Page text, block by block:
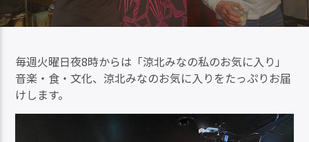
毎週火曜日夜8時からは「涼北みなの私のお気に入り」
音楽・食・文化、涼北みなのお気に入りをたっぷりお届
けします。